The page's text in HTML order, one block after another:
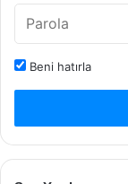
Beni hatırla